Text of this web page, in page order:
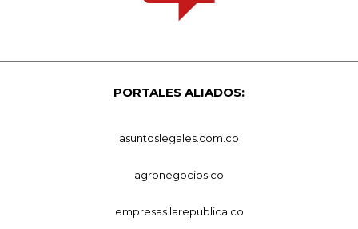
PORTALES ALIADOS:
asuntoslegales.com.co
agronegocios.co
empresas.larepublica.co